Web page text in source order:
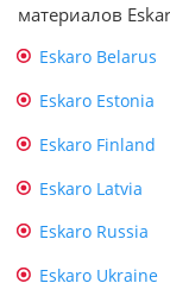
материалов
Eskaro Belarus
Eskaro Estonia
Eskaro Finland
Eskaro Latvia
Eskaro Russia
Eskaro Ukraine